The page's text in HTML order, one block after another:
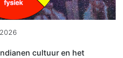
cultuur en het